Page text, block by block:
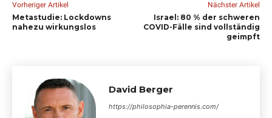
Vorheriger Artikel
Metastudie: Lockdowns
nahezu wirkungslos
Nächster Artikel
Israel: 80 % der schweren
COVID-Fälle sind vollständig
geimpft
David Berger
https://philosophia-perennis.com/